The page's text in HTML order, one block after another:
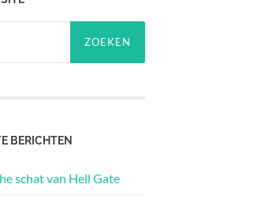
BERICHTEN
schat van Hell Gate